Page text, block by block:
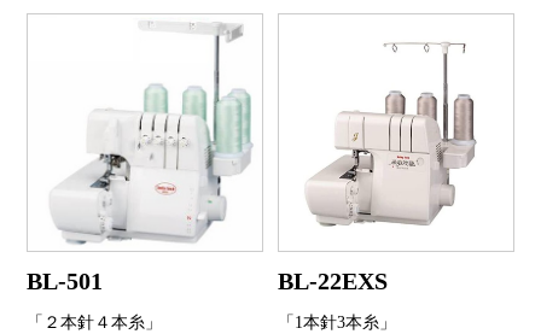
BL-501
「２本針４本糸」
BL-22EXS
「1本針3本糸」